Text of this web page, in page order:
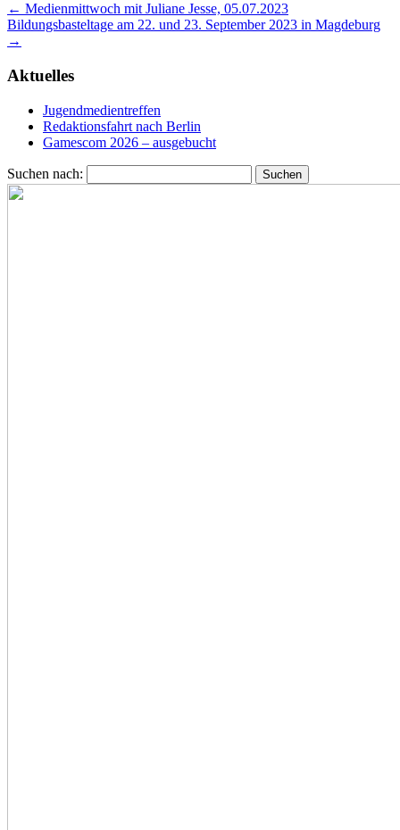
← Medienmittwoch mit Juliane Jesse, 05.07.2023
Bildungsbasteltage am 22. und 23. September 2023 in Magdeburg
→
Aktuelles
Jugendmedientreffen
Redaktionsfahrt nach Berlin
Gamescom 2026 – ausgebucht
Suchen nach: